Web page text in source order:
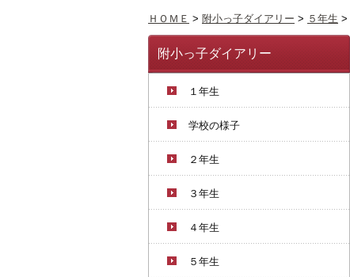
ＨＯＭＥ > 附小っ子ダイアリー > ５年生 >
附小っ子ダイアリー
１年生
学校の様子
２年生
３年生
４年生
５年生